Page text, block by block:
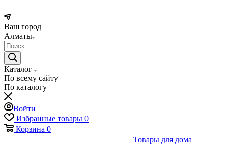
Ваш город
Алматы
Каталог
По всему сайту
По каталогу
Войти
Избранные товары 0
Корзина 0
Товары для дома